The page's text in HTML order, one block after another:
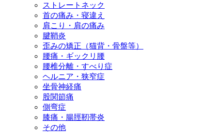
ストレートネック
首の痛み・寝違え
肩こり・肩の痛み
腱鞘炎
歪みの矯正（猫背・骨盤等）
腰痛・ギックリ腰
腰椎分離・すべり症
ヘルニア・狭窄症
坐骨神経痛
股関節痛
側弯症
膝痛・腸脛靭帯炎
その他